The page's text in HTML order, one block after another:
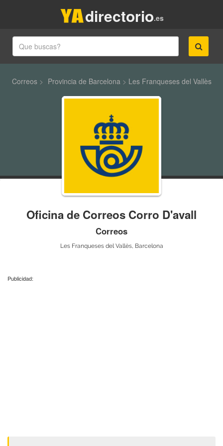
.es
directorio
Correos> Provincia de Barcelona> Les Franqueses del Vallès
Oficina de Correos Corro D'avall
Correos
Les Franqueses del Vallès, Barcelona
Publicidad: